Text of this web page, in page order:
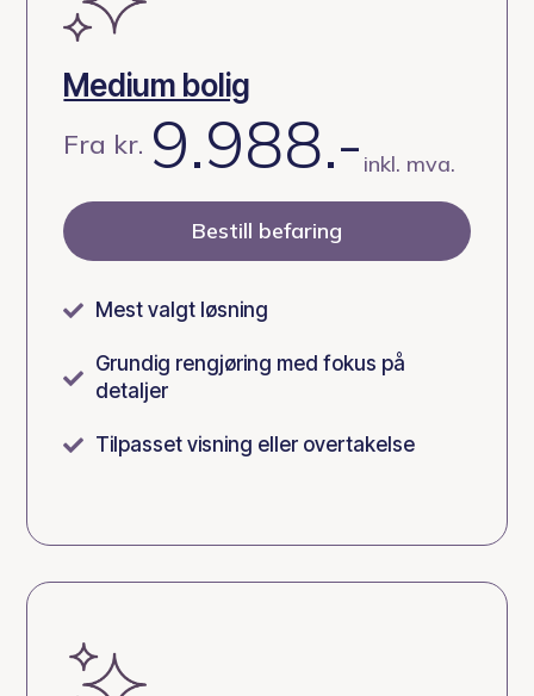
Medium bolig
Fra kr. 9.988.- inkl. mva.
Bestill befaring
 Mest valgt løsning

Grundig rengjøring med fokus på
detaljer
 Tilpasset visning eller overtakelse